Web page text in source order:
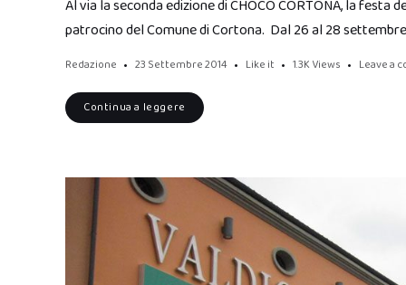
Al via la seconda edizione di CHOCO CORTONA, la
patrocino del Comune di Cortona. Dal 26 al 28
Redazione 23 Settembre 2014 Like it 1.3K Views Leave a
Continua a leggere